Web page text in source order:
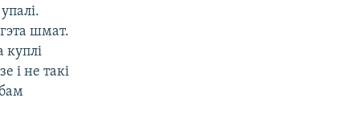
шмат.
куплі
і не такі